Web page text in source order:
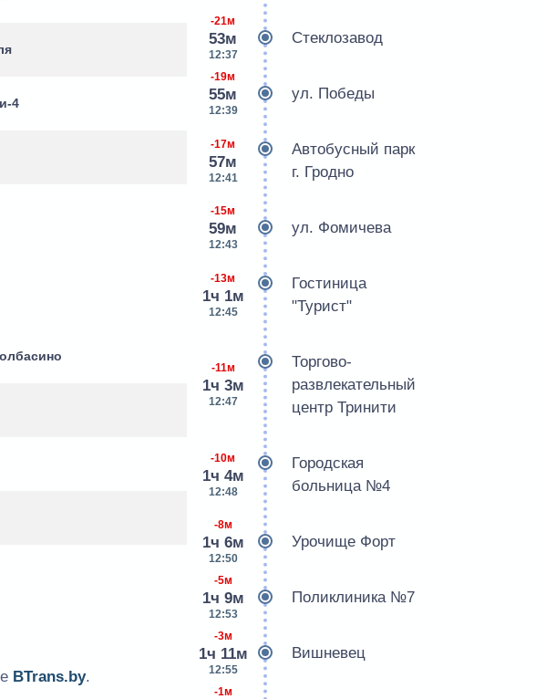
4
BTrans.by.
-21м
53м
12:37
Стеклозавод
-19м
55м
12:39
ул. Победы
-17м
57м
12:41
Автобусный парк
г. Гродно
-15м
59м
12:43
ул. Фомичева
-13м
1ч 1м
12:45
Гостиница
"Турист"
-11м
1ч 3м
12:47
Торгово-
развлекательный
центр Тринити
-10м
1ч 4м
12:48
Городская
больница №4
-8м
1ч 6м
12:50
Урочище Форт
-5м
1ч 9м
12:53
Поликлиника №7
-3м
1ч 11м
12:55
Вишневец
-1м